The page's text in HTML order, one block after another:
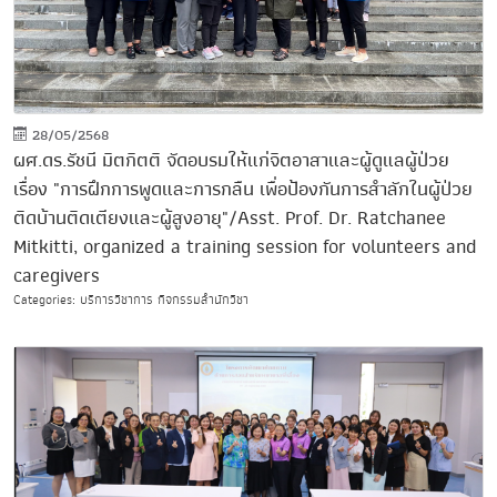
28/05/2568
ผศ.ดร.รัชนี มิตกิตติ จัดอบรมให้แก่จิตอาสาและผู้ดูแลผู้ป่วย
เรื่อง "การฝึกการพูดและการกลืน เพื่อป้องกันการสำลักในผู้ป่วย
ติดบ้านติดเตียงและผู้สูงอายุ"/Asst. Prof. Dr. Ratchanee
Mitkitti, organized a training session for volunteers and
caregivers
Categories: บริการวิชาการ กิจกรรมสำนักวิชา